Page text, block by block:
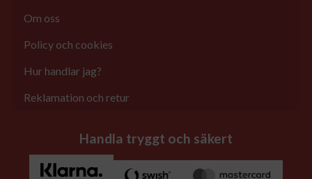
Om oss
Policy och cookies
Hur handlar jag?
Reklamation och retur
Handla tryggt och säkert